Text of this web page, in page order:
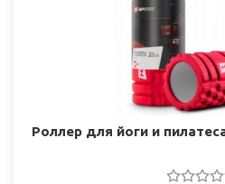
Роллер для йоги и